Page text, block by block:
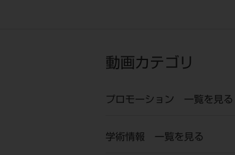
動画カテゴリ
プロモーション 一覧を見る
学術情報 一覧を見る